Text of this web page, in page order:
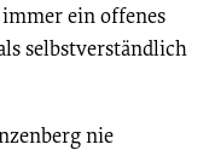
ein offenes
selbstverständlich
nie